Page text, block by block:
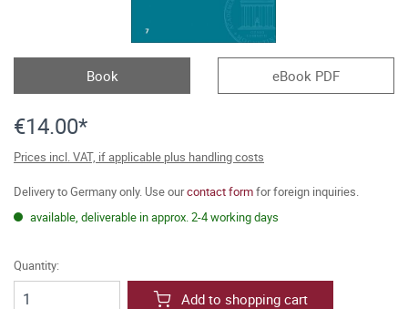
Book eBook PDF
€14.00*
Prices incl. VAT, if applicable plus handling costs
Delivery to Germany only. Use ourcontact formfor foreign inquiries.
available, deliverable in approx. 2-4 working days
Quantity:
Add to shopping cart